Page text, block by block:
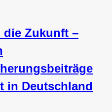
Zukunft –
in Deutschland